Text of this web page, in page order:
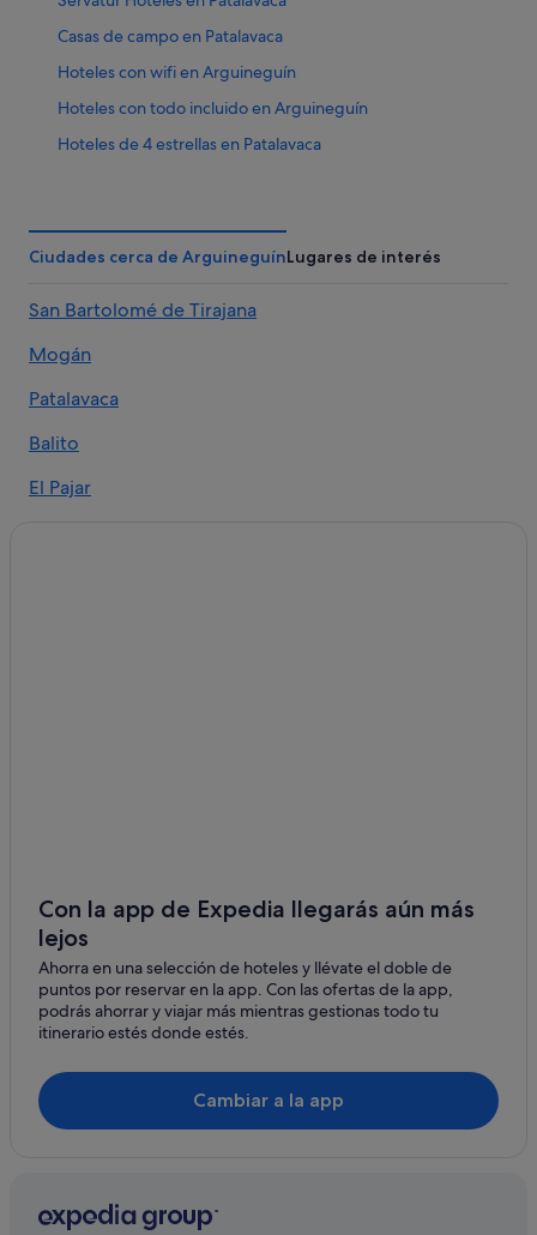
Casas de campo en Patalavaca
Hoteles con wifi en Arguineguín
Hoteles con todo incluido en Arguineguín
Hoteles de 4 estrellas en Patalavaca
Lopesan Hotels & Resorts en Arguineguín
Pensiones en Arguineguín
Hoteles con bar en Patalavaca
Altamar Hotels en Arguineguín
Hoteles de 4 estrellas en Arguineguín
Grupo MUR hoteles en Arguineguín
Arguineguín hoteles
Hoteles de 5 estrellas en Arguineguín
Hoteles en la playa en Arguineguín
Casas de huéspedes en Patalavaca
Hoteles con todo incluido en Gran Canaria
Hoteles en la playa en Patalavaca
Ciudades cerca de ArguineguínLugares de interés
San Bartolomé de Tirajana
Mogán
Patalavaca
Balito
El Pajar
Con la app de Expedia llegarás aún más
lejos
Ahorra en una selección de hoteles y llévate el doble de
puntos por reservar en la app. Con las ofertas de la app,
podrás ahorrar y viajar más mientras gestionas todo tu
itinerario estés donde estés.
Cambiar a la app